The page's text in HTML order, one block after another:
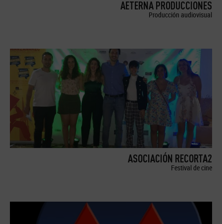
AETERNA PRODUCCIONES
Producción audiovisual
ASOCIACIÓN RECORTA2
Festival de cine